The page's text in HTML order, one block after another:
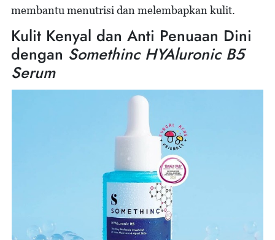
membantu menutrisi dan melembapkan kulit.
Kulit Kenyal dan Anti Penuaan Dini
dengan Somethinc HYAluronic B5
Serum